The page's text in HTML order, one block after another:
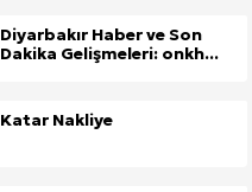
Diyarbakır Haber ve Son
Dakika Gelişmeleri: onkh...
Katar Nakliye